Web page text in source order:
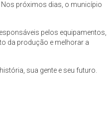
próximos dias, o município
pelos equipamentos,
da produção e melhorar a
sua gente e seu futuro.